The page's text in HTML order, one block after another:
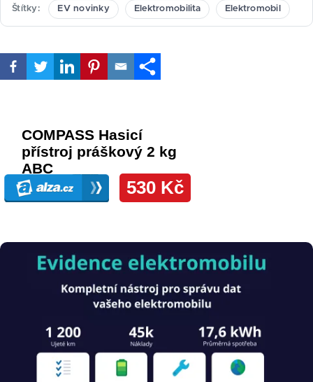
Štítky EV novinky Elektromobilita Elektromobil
Obrázek